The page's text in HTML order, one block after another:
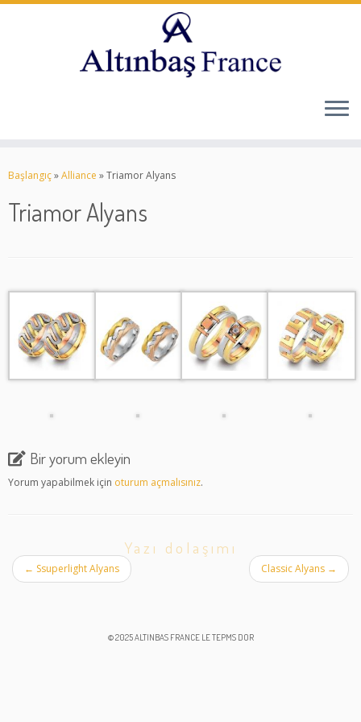
content
Başlangıç»Alliance »Triamor Alyans
Triamor Alyans
Bir yorum ekleyin
Yorum yapabilmek için oturum açmalısınız.
Yazı dolaşımı
← Ssuperlight Alyans Classic Alyans →
© 2025 ALTINBAS FRANCE LE TEPMS DOR